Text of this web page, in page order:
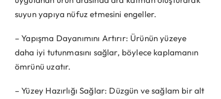
suyun yapıya nüfuz etmesini engeller.
– Yapışma Dayanımını Artırır: Ürünün yüzeye
daha iyi tutunmasını sağlar, böylece kaplamanın
ömrünü uzatır.
– Yüzey Hazırlığı Sağlar: Düzgün ve sağlam bir alt